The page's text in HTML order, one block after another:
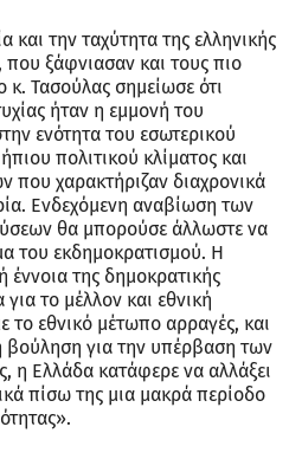
και την ταχύτητα της ελληνικής
ξάφνιασαν και τους πιο
κ. Τασούλας σημείωσε ότι
ήταν η εμμονή του
ενότητα του εσωτερικού
πολιτικού κλίματος και
χαρακτήριζαν διαχρονικά
Ενδεχόμενη αναβίωση των
θα μπορούσε άλλωστε να
του εκδημοκρατισμού. Η
έννοια της δημοκρατικής
το μέλλον και εθνική
το εθνικό μέτωπο αρραγές, και
βούληση για την υπέρβαση των
η Ελλάδα κατάφερε να αλλάξει
πίσω της μια μακρά περίοδο